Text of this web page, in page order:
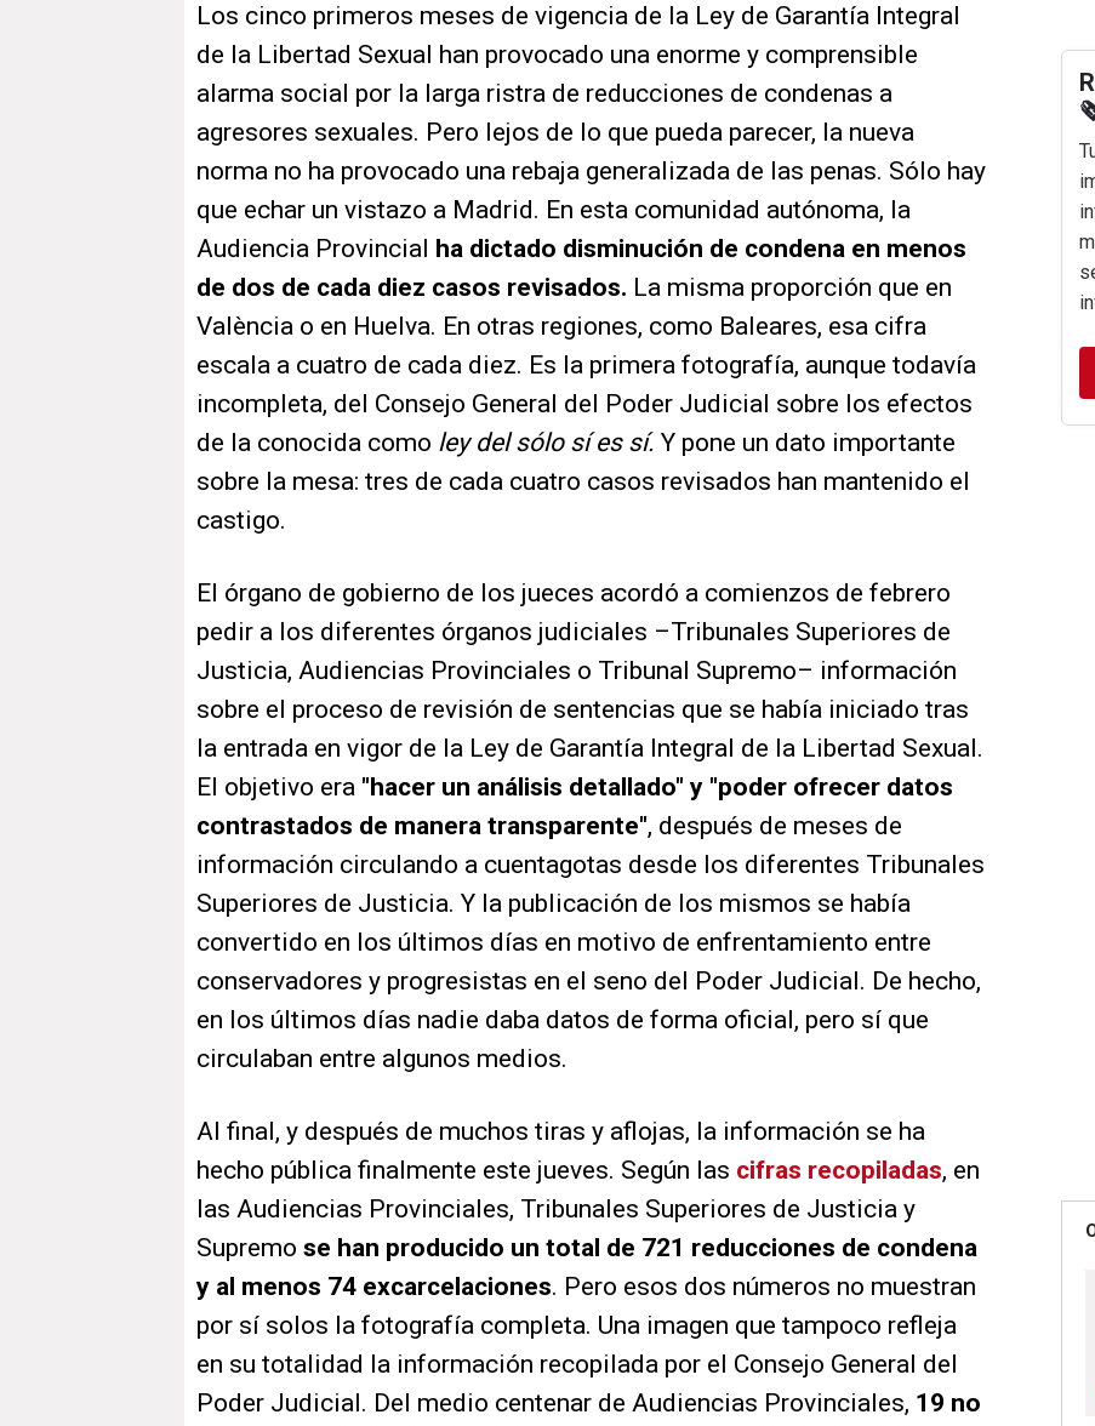
Los cinco primeros meses de vigencia de la Ley de Garantía Integral
de la Libertad Sexual han provocado una enorme y comprensible
alarma social por la larga ristra de reducciones de condenas a
agresores sexuales. Pero lejos de lo que pueda parecer, la nueva
norma no ha provocado una rebaja generalizada de las penas. Sólo hay
que echar un vistazo a Madrid. En esta comunidad autónoma, la
Audiencia Provincial
ha dictado disminución de condena en menos
de dos de cada diez casos revisados. La misma proporción que en
València o en Huelva. En otras regiones, como Baleares, esa cifra
escala a cuatro de cada diez. Es la primera fotografía, aunque todavía
incompleta, del Consejo General del Poder Judicial sobre los efectos
de la conocida como ley del sólo sí es sí. Y pone un dato importante
sobre la mesa: tres de cada cuatro casos revisados han mantenido el
castigo.
El órgano de gobierno de los jueces acordó a comienzos de febrero
pedir a los diferentes órganos judiciales –Tribunales Superiores de
Justicia, Audiencias Provinciales o Tribunal Supremo– información
sobre el proceso de revisión de sentencias que se había iniciado tras
la entrada en vigor de la Ley de Garantía Integral de la Libertad Sexual.
El objetivo era "hacer un análisis detallado" y "poder ofrecer datos
contrastados de manera transparente", después de meses de
información circulando a cuentagotas desde los diferentes Tribunales
Superiores de Justicia. Y la publicación de los mismos se había
convertido en los últimos días en motivo de enfrentamiento entre
conservadores y progresistas en el seno del Poder Judicial. De hecho,
en los últimos días nadie daba datos de forma oficial, pero sí que
circulaban entre algunos medios.
Al final, y después de muchos tiras y aflojas, la información se ha
hecho pública finalmente este jueves. Según las cifras recopiladas, en
las Audiencias Provinciales, Tribunales Superiores de Justicia y
Supremo se han producido un total de 721 reducciones de condena
y al menos 74 excarcelaciones. Pero esos dos números no muestran
por sí solos la fotografía completa. Una imagen que tampoco refleja
en su totalidad la información recopilada por el Consejo General del
Poder Judicial. Del medio centenar de Audiencias Provinciales, 19 no